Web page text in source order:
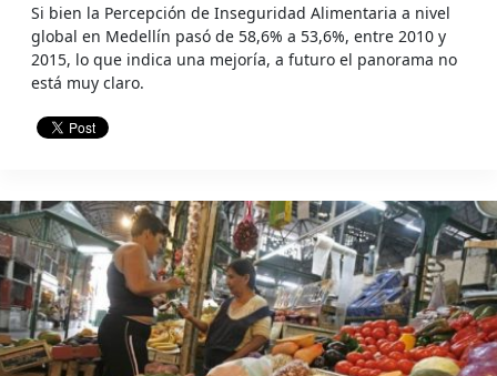
Si bien la Percepción de Inseguridad Alimentaria a nivel
global en Medellín pasó de 58,6% a 53,6%, entre 2010 y
2015, lo que indica una mejoría, a futuro el panorama no
está muy claro.